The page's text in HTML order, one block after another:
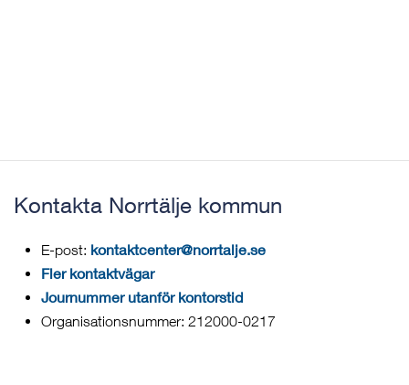
Kontakta Norrtälje kommun
E-post: kontaktcenter@norrtalje.se
Fler kontaktvägar
Journummer utanför kontorstid
Organisationsnummer: 212000-0217